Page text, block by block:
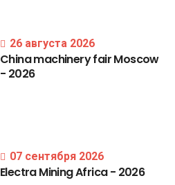
26 августа 2026
ChinamachineryfairMoscow
- 2026
07 сентября 2026
ElectraMiningAfrica- 2026